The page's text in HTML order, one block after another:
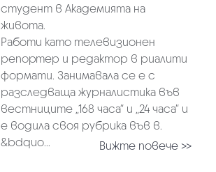
студент в Академията на
живота.
Работи като телевизионен
репортер и редактор в риалити
формати. Занимавала се е с
разследваща журналистика във
вестниците „168 часа“ и „24 часа“ и
е водила своя рубрика във в.
&bdquo...
Вижте повече >>